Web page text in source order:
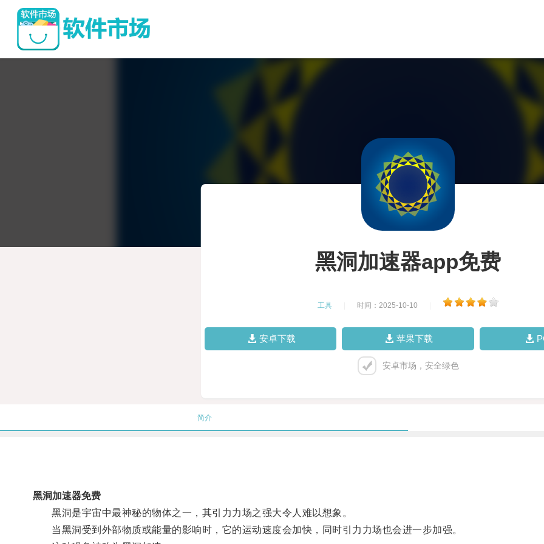
黑洞加速器app免费
工具 时间：2025-10-10
安卓下载 苹果下载
安卓市场，安全绿色
简介
黑洞加速器免费
黑洞是宇宙中最神秘的物体之一，其引力力场之强大令人难以想象。
当黑洞受到外部物质或能量的影响时，它的运动速度会加快，同时引力力场也会进一步加强。